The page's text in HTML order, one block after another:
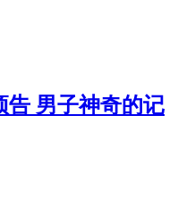
告 男子神奇的记